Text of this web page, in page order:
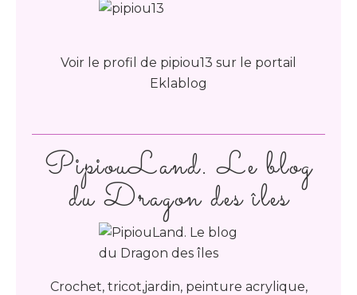
PipiouLand. Le blog
du Dragon des îles
Crochet, tricot,jardin, peinture acrylique,
Voir le profil de pipiou13 sur le portail
Eklablog